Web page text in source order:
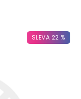
SLEVA 22 %